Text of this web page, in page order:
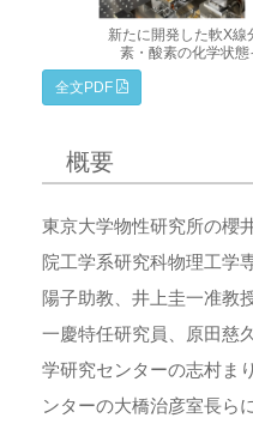
新たに開発した軟X
素・酸素の化学状態
全文PDF
概要
東京大学物性研究所の櫻
院工学系研究科物理工学
陽子助教、井上圭一准教
一慶特任研究員、原田慈
学研究センターの志村ま
ンターの大橋治彦室長ら